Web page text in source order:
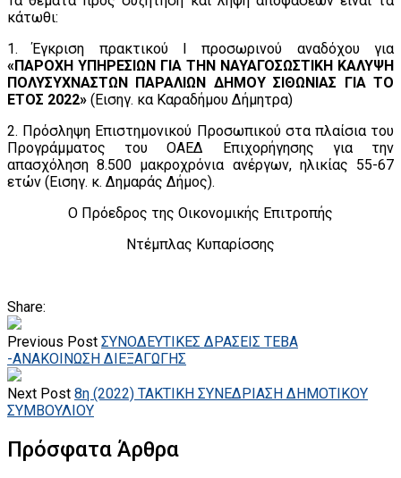
κάτωθι:
1. Έγκριση πρακτικού Ι προσωρινού αναδόχου για
«ΠΑΡΟΧΗ ΥΠΗΡΕΣΙΩΝ ΓΙΑ ΤΗΝ ΝΑΥΑΓΟΣΩΣΤΙΚΗ ΚΑΛΥΨΗ
ΠΟΛΥΣΥΧΝΑΣΤΩΝ ΠΑΡΑΛΙΩΝ ΔΗΜΟΥ ΣΙΘΩΝΙΑΣ ΓΙΑ ΤΟ
ΕΤΟΣ 2022» (Εισηγ. κα Καραδήμου Δήμητρα)
2. Πρόσληψη Επιστημονικού Προσωπικού στα πλαίσια του
Προγράμματος του ΟΑΕΔ Επιχορήγησης για την
απασχόληση 8.500 μακροχρόνια ανέργων, ηλικίας 55-67
ετών (Εισηγ. κ. Δημαράς Δήμος).
Ο Πρόεδρος της Οικονομικής Επιτροπής
Ντέμπλας Κυπαρίσσης
Share:
Previous Post ΣΥΝΟΔΕΥΤΙΚΕΣ ΔΡΑΣΕΙΣ ΤΕΒΑ
-ΑΝΑΚΟΙΝΩΣΗ ΔΙΕΞΑΓΩΓΗΣ
Next Post 8η (2022) ΤΑΚΤΙΚΗ ΣΥΝΕΔΡΙΑΣΗ ΔΗΜΟΤΙΚΟΥ
ΣΥΜΒΟΥΛΙΟΥ
Πρόσφατα Άρθρα